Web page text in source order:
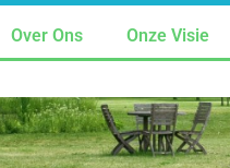
Over Ons Onze Visie